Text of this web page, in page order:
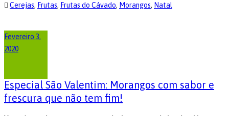
Cerejas, Frutas, Frutas do Cávado, Morangos, Natal
Fevereiro 3,
2020
Especial São Valentim: Morangos com sabor e
frescura que não tem fim!